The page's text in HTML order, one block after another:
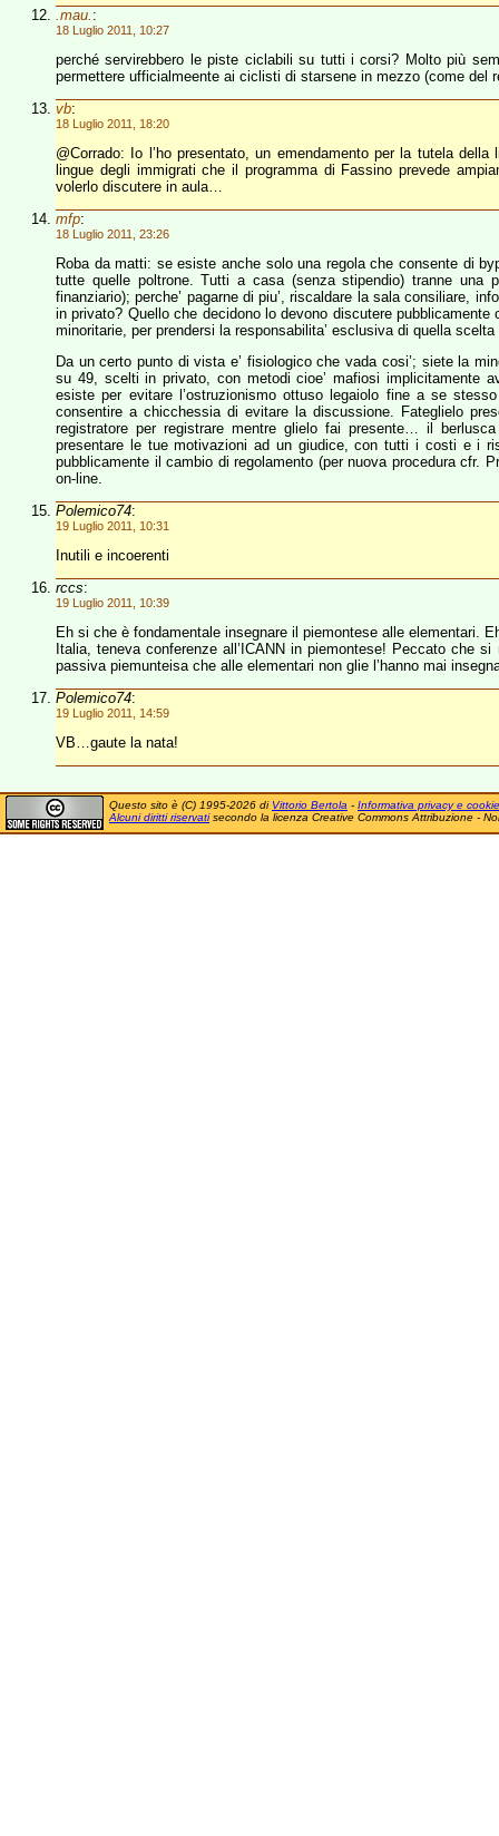
.mau. :
18 Luglio 2011, 10:27
perché servirebbero le piste ciclabili su tutti i corsi? Molto più
permettere ufficialmeente ai ciclisti di starsene in mezzo (come del
vb:
18 Luglio 2011, 18:20
@Corrado: Io l’ho presentato, un emendamento per la tutela
lingue degli immigrati che il programma di Fassino prevede
volerlo discutere in aula…
mfp:
18 Luglio 2011, 23:26
Roba da matti: se esiste anche solo una regola che consente di
tutte quelle poltrone. Tutti a casa (senza stipendio) tranne una
finanziario); perche’ pagarne di piu’, riscaldare la sala consiliare,
in privato? Quello che decidono lo devono discutere
minoritarie, per prendersi la responsabilita’ esclusiva di quella
Da un certo punto di vista e’ fisiologico che vada cosi’; siete la
su 49, scelti in privato, con metodi cioe’ mafiosi implicitamente
esiste per evitare l’ostruzionismo ottuso legaiolo fine a se
consentire a chicchessia di evitare la discussione. Fateglielo
registratore per registrare mentre glielo fai presente… il
presentare le tue motivazioni ad un giudice, con tutti i costi e i
pubblicamente il cambio di regolamento (per nuova procedura cfr.
on-line.
Polemico74:
19 Luglio 2011, 10:31
Inutili e incoerenti
rccs:
19 Luglio 2011, 10:39
Eh si che è fondamentale insegnare il piemontese alle elementari.
Italia, teneva conferenze all’ICANN in piemontese! Peccato che
passiva piemunteisa che alle elementari non glie l’hanno mai
Polemico74:
19 Luglio 2011, 14:59
VB…gaute la nata!
Questo sito è (C) 1995-2026 di Vittorio Bertola - Informativa privacy e cookie
Alcuni diritti riservatisecondo la licenza Creative Commons Attribuzione -